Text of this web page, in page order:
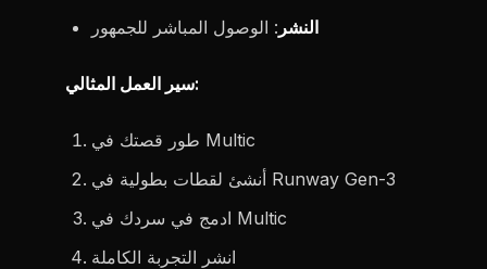
النشر : الوصول المباشر للجمهور
سير العمل المثالي:
طور قصتك في Multic
أنشئ لقطات بطولية في Runway Gen-3
ادمج في سردك في Multic
انشر التجربة الكاملة